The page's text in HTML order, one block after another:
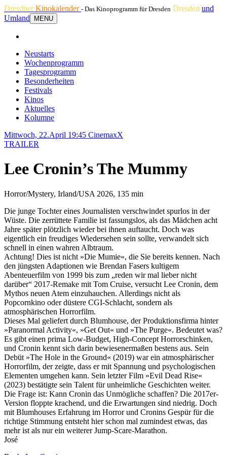
DresdnerKinokalender - Das Kinoprogramm für Dresden Dresden und
Umland
MENU
Neustarts
Wochenprogramm
Tagesprogramm
Besonderheiten
Festivals
Kinos
Aktuelles
Kolumne
Mittwoch, 22.April 19:45 CinemaxX
TRAILER
Lee Cronin’s The Mummy
Horror/Mystery, Irland/USA 2026, 135 min
Die junge Tochter eines Journalisten verschwindet spurlos in der
Wüste. Die zerrüttete Familie ist fassungslos, als das Mädchen acht
Jahre später plötzlich wieder bei ihnen auftaucht. Doch was
eigentlich ein freudiges Wiedersehen sein sollte, verwandelt sich
schnell in einen wahren Albtraum.
Achtung! Dies ist nicht »Die Mumie«, die Sie bereits kennen. Nach
den jüngsten Adaptionen wie Brendan Fasers kultigem
Abenteuerfilm von 1999 bis zum „reden wir mal lieber nicht
darüber“ 2017-Remake mit Tom Cruise, versucht Lee Cronin, dem
Mythos neuen Atem einzuhauchen. Allerdings nicht als
Popcornkino oder düstere CGI-Schlacht, sondern als
atmosphärischen Horrorfilm.
Dieses Mal geliefert durch Blumhouse, der Produktionsfirma hinter
»Paranormal Activity«, »Get Out« und »The Purge«. Bedeutet was?
Es gibt einen prima Low-Budget, High-Concept Horrorschinken,
und Cronin kennt sich darin bewiesenermaßen bestens aus. Sein
Debüt »The Hole in the Ground« (2019) war ein atmosphärischer
Horrorfilm, der zeigte, dass er mit Spannung und psychologischen
Elementen umgehen kann. Sein letzter Film »Evil Dead Rise«
(2023) bestätigte sein Talent für unheimliche Geschichten weiter.
Die Frage ist: Kann Cronin das Unmögliche schaffen? Die 2017er-
Version floppte krachend, und die Erwartungen sind niedrig. Doch
mit Blumhouses Erfahrung im Horror und Cronins Gespür für die
richtige Stimmung entsteht hier schon mal zumindest etwas, das
mehr ist als nur ein weiterer Jump-Scare-Marathon.
José